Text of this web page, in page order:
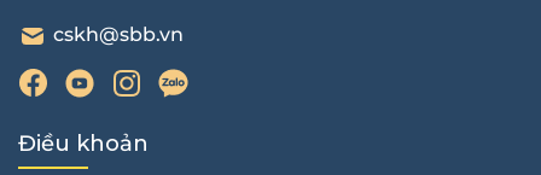
cskh@sbb.vn
Điều khoản